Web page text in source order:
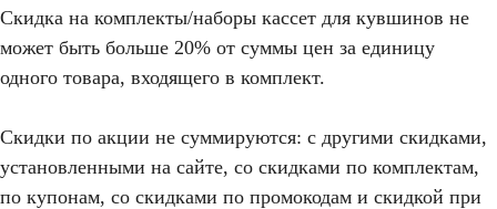
Скидка на комплекты/наборы кассет для кувшинов не
может быть больше 20% от суммы цен за единицу
одного товара, входящего в комплект.
Скидки по акции не суммируются: с другими скидками,
установленными на сайте, со скидками по комплектам,
по купонам, со скидками по промокодам и скидкой при